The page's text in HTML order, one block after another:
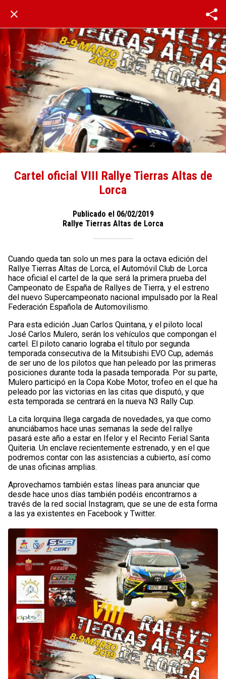
Cartel oficial VIII Rallye Tierras Altas de
Lorca
Publicado el 06/02/2019
Rallye Tierras Altas de Lorca
Cuando queda tan solo un mes para la octava edición del
Rallye Tierras Altas de Lorca, el Automóvil Club de Lorca
hace oficial el cartel de la que será la primera prueba del
Campeonato de España de Rallyes de Tierra, y el estreno
del nuevo Supercampeonato nacional impulsado por la Real
Federación Española de Automovilismo.
Para esta edición Juan Carlos Quintana, y el piloto local
José Carlos Mulero, serán los vehículos que compongan el
cartel. El piloto canario lograba el título por segunda
temporada consecutiva de la Mitsubishi EVO Cup, además
de ser uno de los pilotos que han peleado por las primeras
posiciones durante toda la pasada temporada. Por su parte,
Mulero participó en la Copa Kobe Motor, trofeo en el que ha
peleado por las victorias en las citas que disputó, y que
esta temporada se centrará en la nueva N3 Rally Cup.
La cita lorquina llega cargada de novedades, ya que como
anunciábamos hace unas semanas la sede del rallye
pasará este año a estar en Ifelor y el Recinto Ferial Santa
Quiteria. Un enclave recientemente estrenado, y en el que
podremos contar con las asistencias a cubierto, así como
de unas oficinas amplias.
Aprovechamos también estas líneas para anunciar que
desde hace unos días también podéis encontrarnos a
través de la red social Instagram, que se une de esta forma
a las ya existentes en Facebook y Twitter.